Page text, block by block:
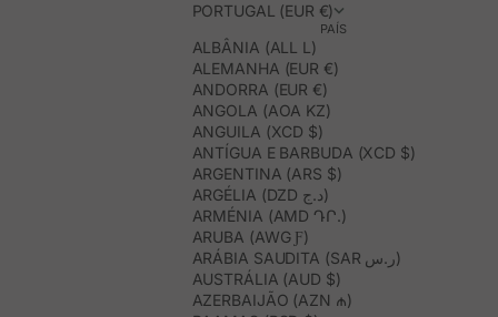
PORTUGAL (EUR €)
PAÍS
ALBÂNIA (ALL L)
ALEMANHA (EUR €)
ANDORRA (EUR €)
ANGOLA (AOA KZ)
ANGUILA (XCD $)
ANTÍGUA E BARBUDA (XCD $)
ARGENTINA (ARS $)
ARGÉLIA (DZD د.ج)
ARMÉNIA (AMD ԴՐ.)
ARUBA (AWG Ƒ)
ARÁBIA SAUDITA (SAR ر.س)
AUSTRÁLIA (AUD $)
AZERBAIJÃO (AZN ₼)